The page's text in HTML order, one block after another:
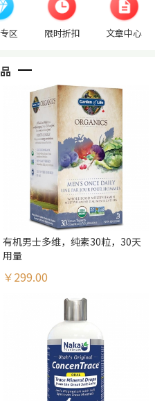
区 限时折扣 文章中心
有机男士多维，纯素30粒，30天
用量
￥299.00